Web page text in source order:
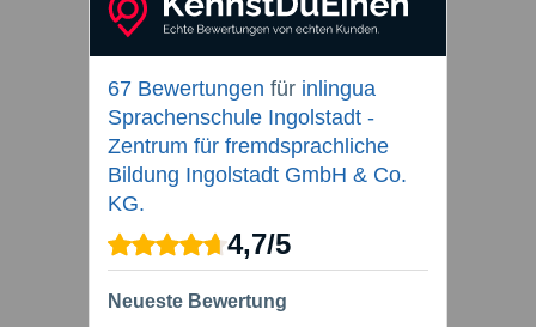
67 Bewertungen für inlingua
Sprachenschule Ingolstadt -
Zentrum für fremdsprachliche
Bildung Ingolstadt GmbH & Co.
KG.
4,7/5
Neueste Bewertung